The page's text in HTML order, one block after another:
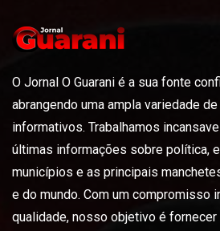
O Jornal O Guarani é a sua fonte
abrangendo uma ampla variedade
informativos. Trabalhamos
últimas informações sobre política,
municípios e as principais
e do mundo. Com um compromisso
qualidade, nosso objetivo é